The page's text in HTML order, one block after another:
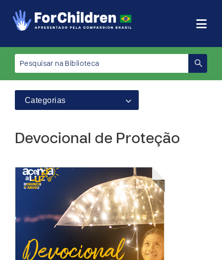
Categorias
Devocional de Proteção